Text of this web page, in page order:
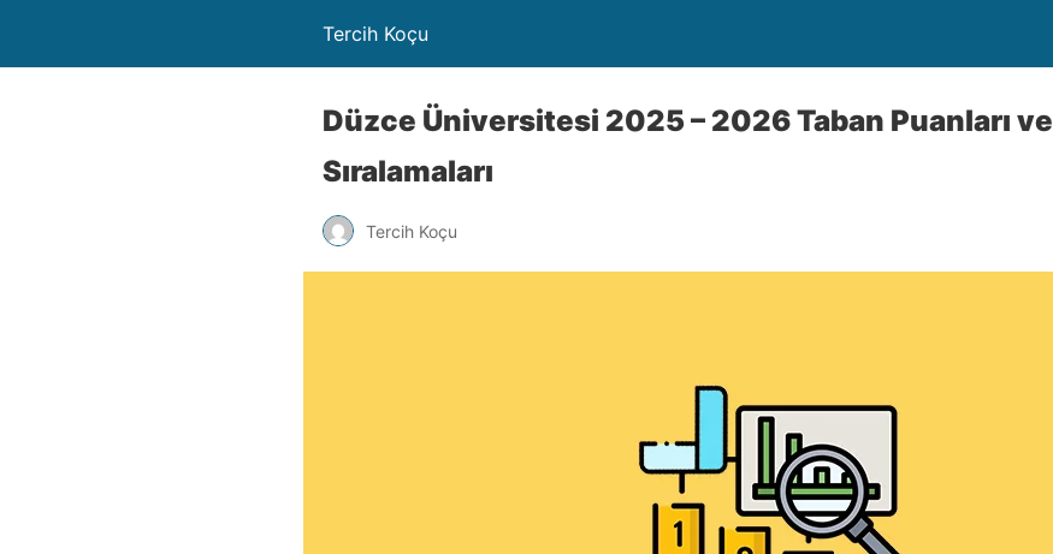
Tercih Koçu
Düzce Üniversitesi 2025 – 2026 Taban Puanları ve
Sıralamaları
Tercih Koçu